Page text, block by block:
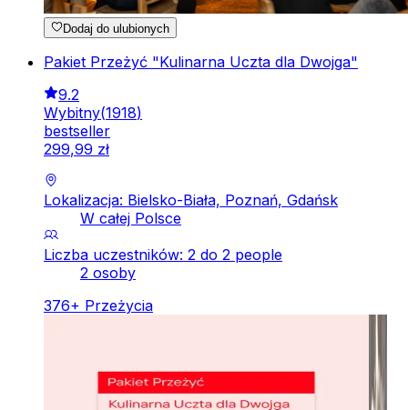
Dodaj do ulubionych
Pakiet Przeżyć "Kulinarna Uczta dla Dwojga"
9.2
Wybitny(1918)
bestseller
299,99 zł
Lokalizacja: Bielsko-Biała, Poznań, Gdańsk
W całej Polsce
Liczba uczestników: 2 do 2 people
2 osoby
376+ Przeżycia